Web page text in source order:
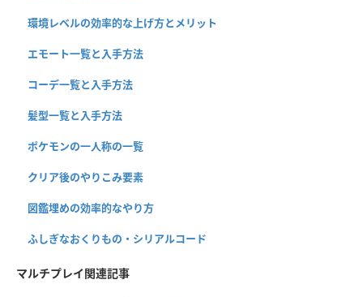
環境レベルの効率的な上げ方とメリット
エモート一覧と入手方法
コーデ一覧と入手方法
髪型一覧と入手方法
ポケモンの一人称の一覧
クリア後のやりこみ要素
図鑑埋めの効率的なやり方
ふしぎなおくりもの・シリアルコード
マルチプレイ関連記事